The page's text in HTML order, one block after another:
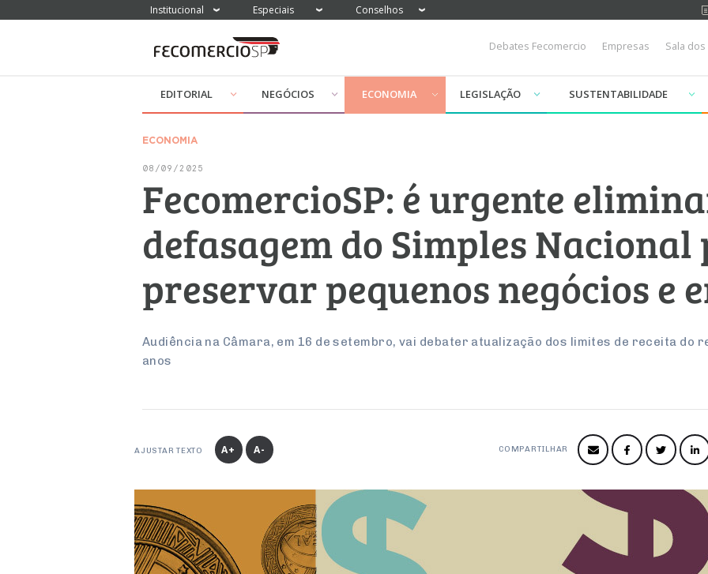
Institucional Especiais Conselhos
Debates Fecomercio Empresas Sala
EDITORIAL NEGÓCIOS ECONOMIA LEGISLAÇÃO SUSTENTABILIDADE
ECONOMIA
08/09/2025
FecomercioSP: é urgente
defasagem do Simples
preservar pequenos negócios e
Audiência na Câmara, em 16 de setembro, vai debater atualização dos limites de receita do
anos
AJUSTAR TEXTO A+ A- COMPARTILHAR